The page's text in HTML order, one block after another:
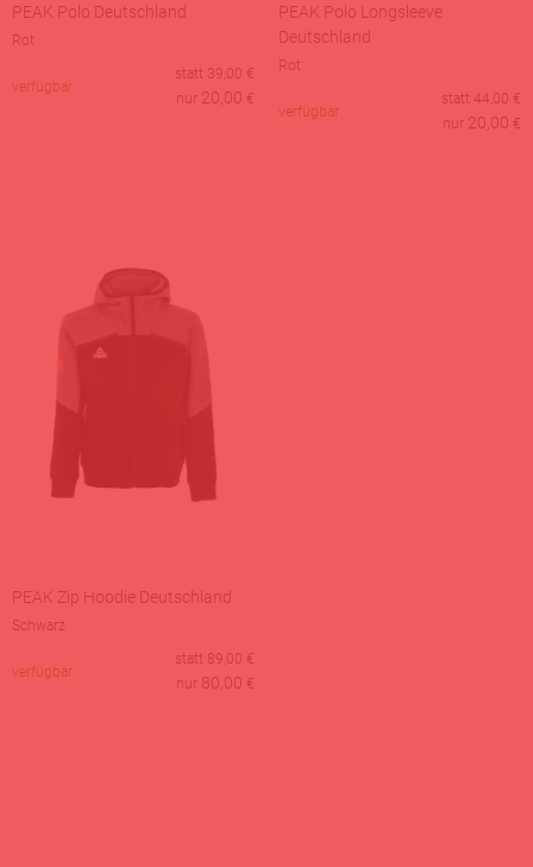
PEAK Polo Deutschland
Rot
verfügbar
statt 39,00 €
nur 20,00 €
PEAK Polo Longsleeve
Deutschland
Rot
verfügbar
statt 44,00 €
nur 20,00 €
PEAK Zip Hoodie Deutschland
Schwarz
verfügbar
statt 89,00 €
nur 80,00 €